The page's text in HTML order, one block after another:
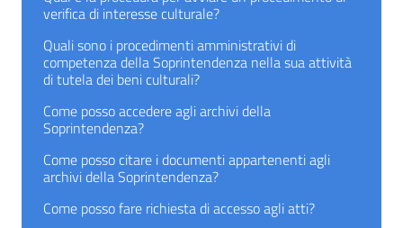
verifica di interesse culturale?
Quali sono i procedimenti amministrativi di
competenza della Soprintendenza nella sua attività
di tutela dei beni culturali?
Come posso accedere agli archivi della
Soprintendenza?
Come posso citare i documenti appartenenti agli
archivi della Soprintendenza?
Come posso fare richiesta di accesso agli atti?